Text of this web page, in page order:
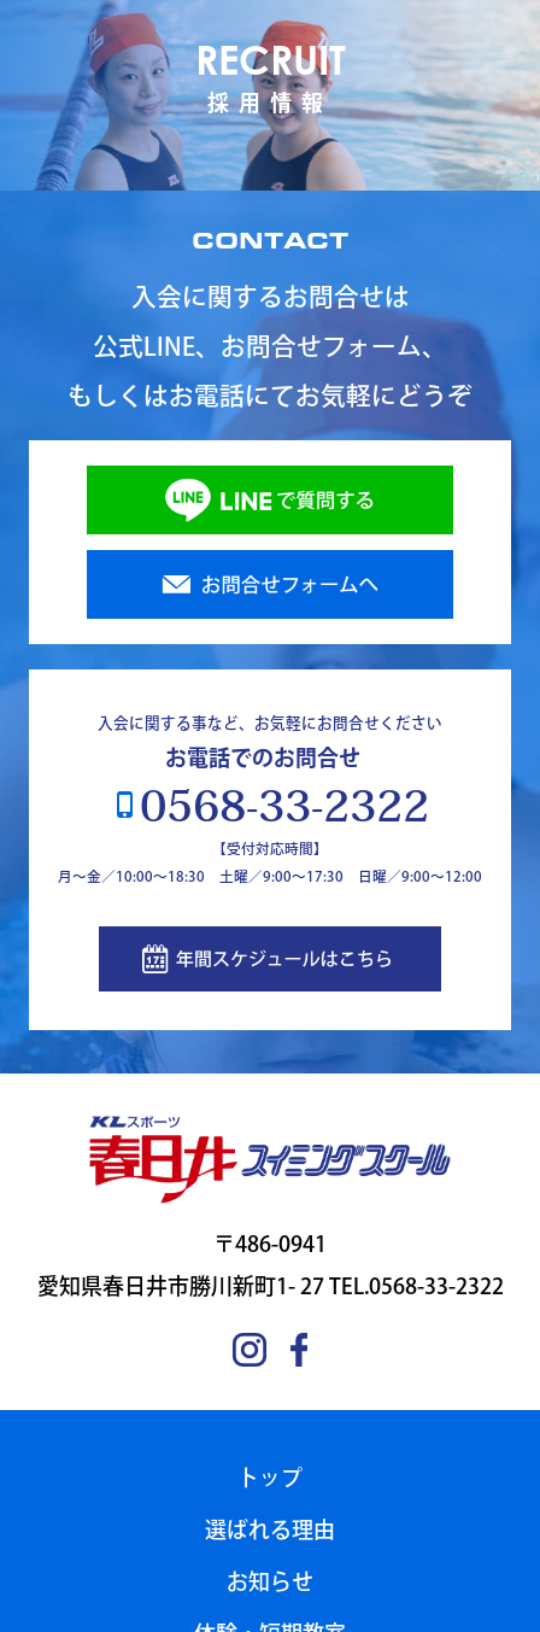
RECRUIT
採用情報
CONTACT
入会に関するお問合せは
公式LINE、お問合せフォーム、
もしくはお電話にてお気軽にどうぞ
入会に関する事など、お気軽にお問合せください
お電話でのお問合せ
phone_iphone 0568-33-2322
【受付対応時間】
月～金／10:00～18:30 土曜／9:00～17:30 日曜／9:00〜12:00
〒486-0941
愛知県春日井市勝川新町1- 27 TEL.0568-33-2322
トップ
選ばれる理由
お知らせ